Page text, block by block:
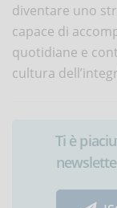
diventare uno
capace di
quotidiane e
cultura
Ti è